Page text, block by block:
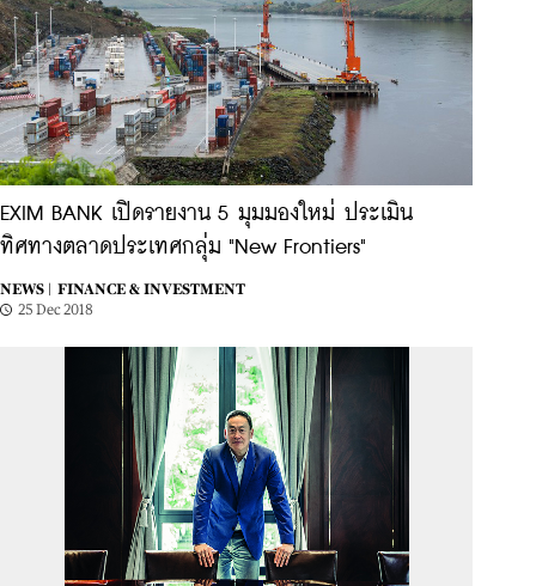
EXIM BANK เปิดรายงาน 5 มุมมองใหม่ ประเมิน
ทิศทางตลาดประเทศกลุ่ม "New Frontiers"
NEWS |
FINANCE & INVESTMENT
25 Dec 2018